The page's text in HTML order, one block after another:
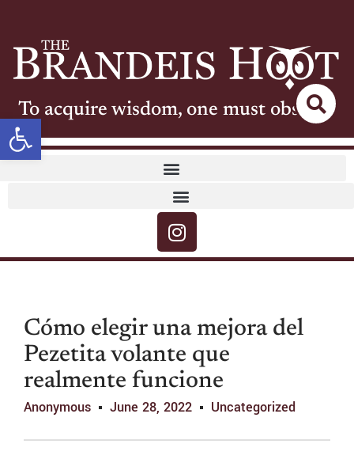
Open toolbar
To acquire wisdom, one must observe
Cómo elegir una mejora del
Pezetita volante que
realmente funcione
Anonymous June 28, 2022 Uncategorized